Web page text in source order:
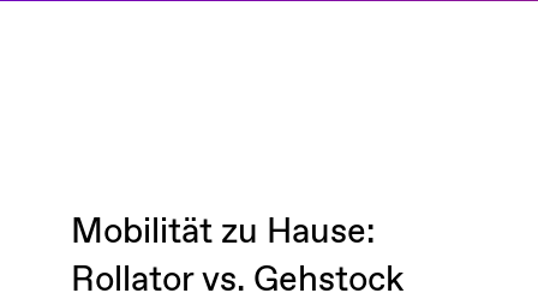
Mobilität zu Hause:
Rollator vs. Gehstock